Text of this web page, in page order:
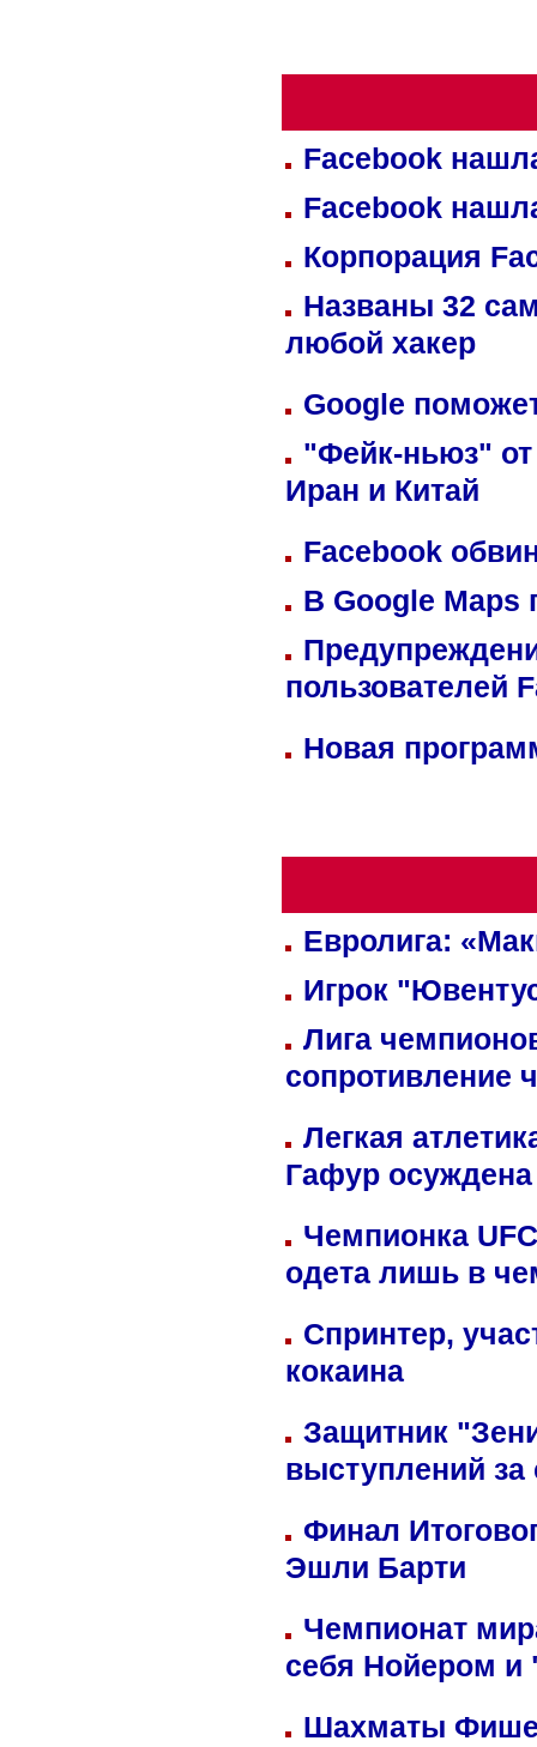
Facebook
Facebook
Корпорация
Названы 32
любой хакер
Google
"Фейк-ньюз" от
Иран и Китай
Facebook
В Google Maps
пользователей
Новая
Евролига:
Игрок
Лига
сопротивление
Легкая
Гафур осуждена
Чемпионка
одета лишь в
Спринтер,
кокаина
Защитник
выступлений
Финал
Эшли Барти
Чемпионат
себя Нойером и
Шахматы